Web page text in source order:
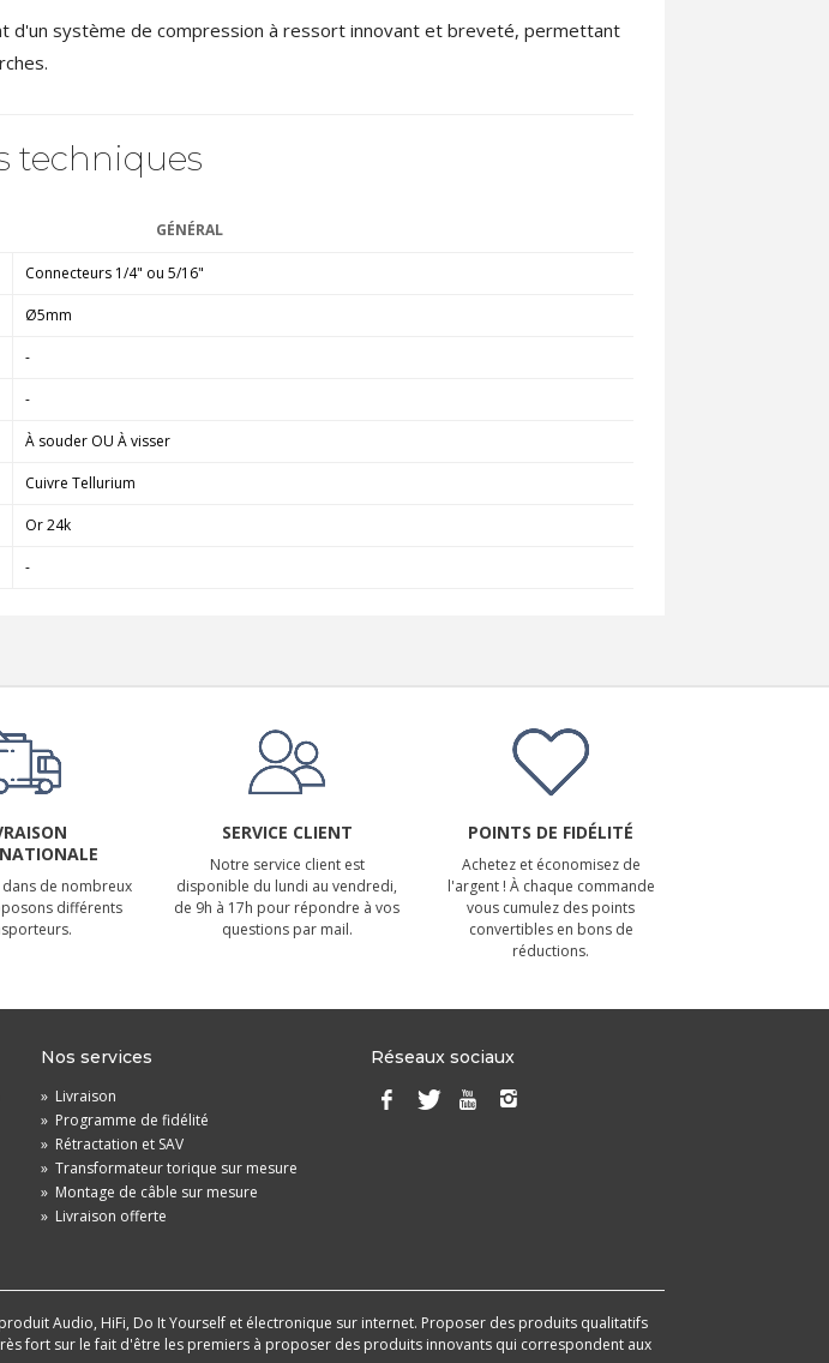
d'un système de compression à ressort innovant et breveté, permettant
techniques
GÉNÉRAL
Connecteurs 1/4" ou 5/16"
Ø5mm
-
-
À souder OU À visser
Cuivre Tellurium
Or 24k
-
de nombreux
différents
SERVICE CLIENT
Notre service client est
disponible du lundi au vendredi,
de 9h à 17h pour répondre à vos
questions par mail.
POINTS DE FIDÉLITÉ
Achetez et économisez de
l'argent ! À chaque commande
vous cumulez des points
convertibles en bons de
réductions.
Nos services
» Livraison
» Programme de fidélité
» Rétractation et SAV
» Transformateur torique sur mesure
» Montage de câble sur mesure
» Livraison offerte
Réseaux sociaux
Audio, HiFi, Do It Yourself et électronique sur internet. Proposer des produits qualitatifs
fort sur le fait d'être les premiers à proposer des produits innovants qui correspondent aux